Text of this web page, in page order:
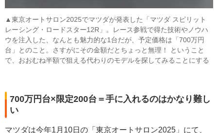
▲東京オートサロン2025でマツダが発表した「マツダ スピリット
レーシング・ロードスター12R」。レース参戦で得た技術やノウハ
ウを注入した、なんとも魅力的な1台だが、予定価格は「700万円
台」とのこと。さすがにその金額だとちょっと無理！ ということ
で、おおむね半額で狙える代わりのモデルを探してみることにする
700万円台×限定200台＝手に入れるのはかなり難し
い
マツダは今年1月10日の「東京オートサロン2025」にて、